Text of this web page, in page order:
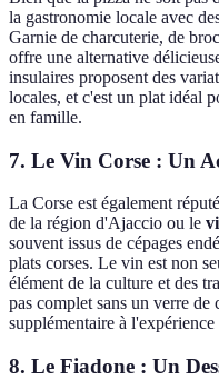
la gastronomie locale avec
Garnie de charcuterie, de
offre une alternative
insulaires proposent des
locales, et c'est un plat idéal
en famille.
7. Le Vin Corse : Un
La Corse est également
de la région d'Ajaccio ou le
souvent issus de cépages
plats corses. Le vin est non
élément de la culture et des
pas complet sans un verre de
supplémentaire à
8. Le Fiadone : Un